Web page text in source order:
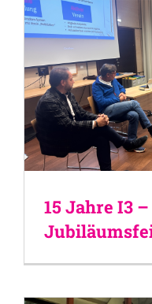
15 Jahre I3 –